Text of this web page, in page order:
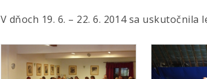
V dňoch 19. 6. – 22. 6. 2014 sa